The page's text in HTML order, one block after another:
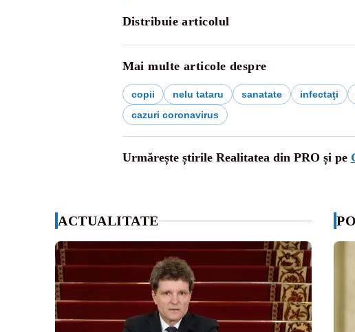
Distribuie articolul
Mai multe articole despre
copii nelu tataru sanatate infectaţi
cazuri coronavirus
Urmărește știrile Realitatea din PRO și pe
ACTUALITATE